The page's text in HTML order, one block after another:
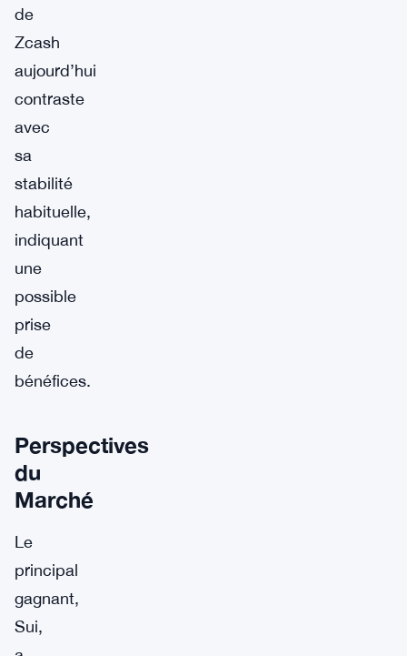
de
Zcash
aujourd’hui
contraste
avec
sa
stabilité
habituelle,
indiquant
une
possible
prise
de
bénéfices.
Perspectives
du
Marché
Le
principal
gagnant,
Sui,